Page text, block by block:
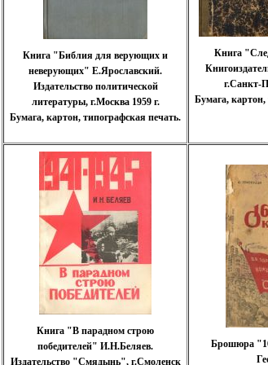
Книга "Библия для верующих и
неверующих" Е.Ярославский.
Издательство политической
литературы, г.Москва 1959 г.
Бумага, картон, типографская печать.
Книга
г.Санкт-
Бумага, картон,
Книга "В парадном строю
победителей" И.Н.Беляев.
Издательство "Смядынь", г.Смоленск
Брошюра